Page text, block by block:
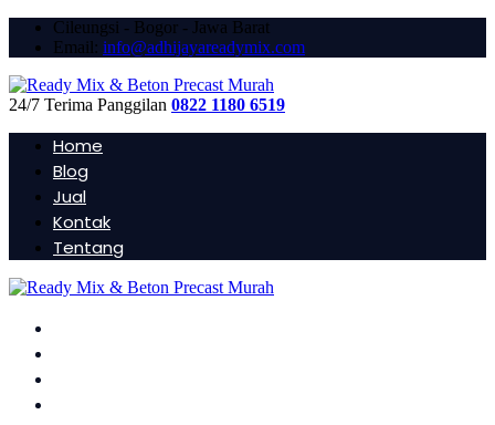
Cileungsi - Bogor - Jawa Barat
Email: info@adhijayareadymix.com
24/7 Terima Panggilan 0822 1180 6519
Home
Blog
Jual
Kontak
Tentang